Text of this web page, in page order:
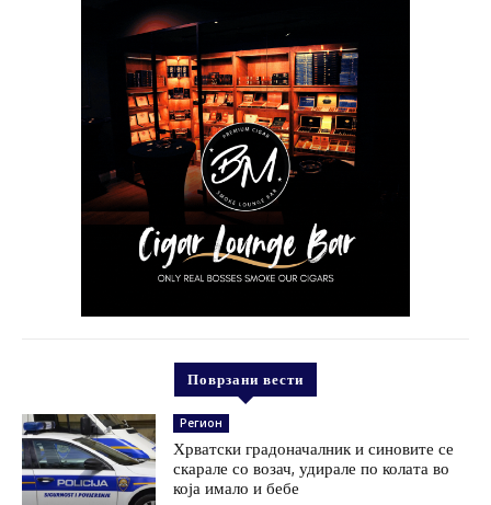
Поврзани вести
Регион
Хрватски градоначалник и синовите се
скарале со возач, удирале по колата во
која имало и бебе